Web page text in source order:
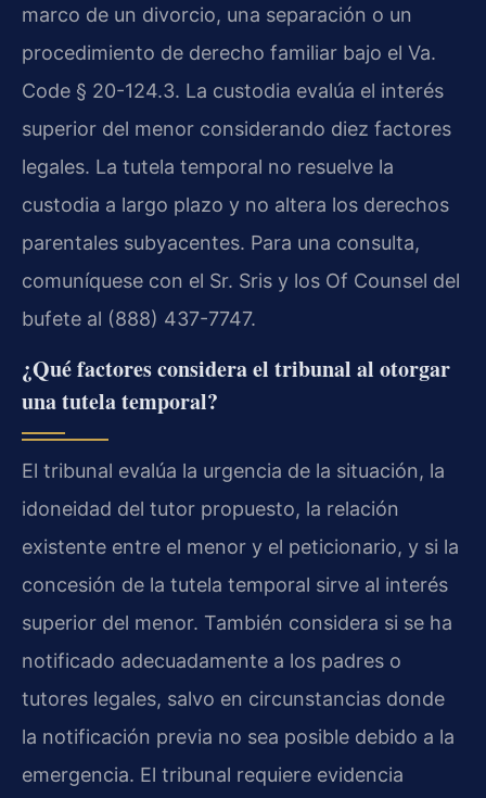
marco de un divorcio, una separación o un
procedimiento de derecho familiar bajo el Va.
Code § 20-124.3. La custodia evalúa el interés
superior del menor considerando diez factores
legales. La tutela temporal no resuelve la
custodia a largo plazo y no altera los derechos
parentales subyacentes. Para una consulta,
comuníquese con el Sr. Sris y los Of Counsel del
bufete al (888) 437-7747.
¿Qué factores considera el tribunal al otorgar
una tutela temporal?
El tribunal evalúa la urgencia de la situación, la
idoneidad del tutor propuesto, la relación
existente entre el menor y el peticionario, y si la
concesión de la tutela temporal sirve al interés
superior del menor. También considera si se ha
notificado adecuadamente a los padres o
tutores legales, salvo en circunstancias donde
la notificación previa no sea posible debido a la
emergencia. El tribunal requiere evidencia